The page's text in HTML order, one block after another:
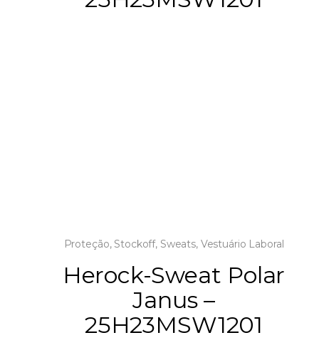
Proteção, Stockoff, Sweats, Vestuário Laboral
Herock-Sweat Polar
Janus –
25H23MSW1201